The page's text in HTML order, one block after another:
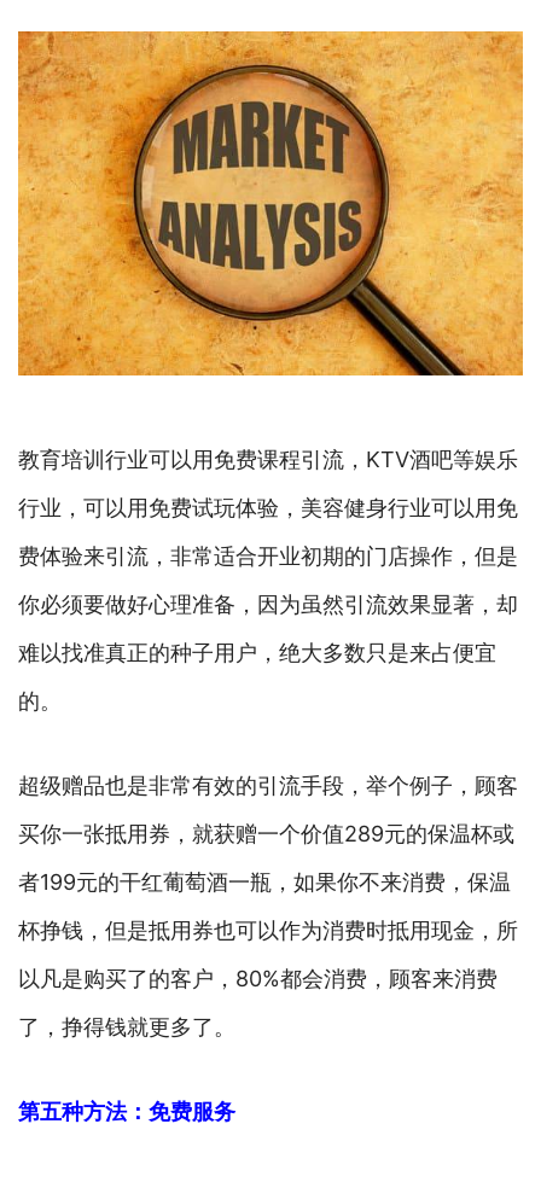
教育培训行业可以用免费课程引流，KTV酒吧等娱乐
行业，可以用免费试玩体验，美容健身行业可以用免
费体验来引流，非常适合开业初期的门店操作，但是
你必须要做好心理准备，因为虽然引流效果显著，却
难以找准真正的种子用户，绝大多数只是来占便宜
的。
超级赠品也是非常有效的引流手段，举个例子，顾客
买你一张抵用券，就获赠一个价值289元的保温杯或
者199元的干红葡萄酒一瓶，如果你不来消费，保温
杯挣钱，但是抵用券也可以作为消费时抵用现金，所
以凡是购买了的客户，80%都会消费，顾客来消费
了，挣得钱就更多了。
第五种方法：免费服务